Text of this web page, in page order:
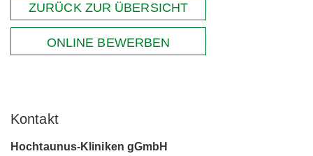
ZURÜCK ZUR ÜBERSICHT
ONLINE BEWERBEN
Kontakt
Hochtaunus-Kliniken gGmbH